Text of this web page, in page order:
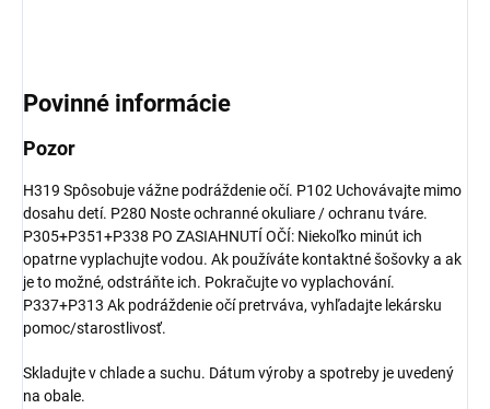
Povinné informácie
Pozor
H319 Spôsobuje vážne podráždenie očí. P102 Uchovávajte mimo
dosahu detí. P280 Noste ochranné okuliare / ochranu tváre.
P305+P351+P338 PO ZASIAHNUTÍ OČÍ: Niekoľko minút ich
opatrne vyplachujte vodou. Ak používáte kontaktné šošovky a ak
je to možné, odstráňte ich. Pokračujte vo vyplachování.
P337+P313 Ak podráždenie očí pretrváva, vyhľadajte lekársku
pomoc/starostlivosť.
Skladujte v chlade a suchu. Dátum výroby a spotreby je uvedený
na obale.